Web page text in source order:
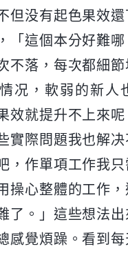
但没有起色果效
「這個本分好難
不落，每次都細
况，軟弱的新人
效就提升不上來
實際問題我也解
，作單項工作我
操心整體的工作
了。」這些想法
感覺煩躁。看到